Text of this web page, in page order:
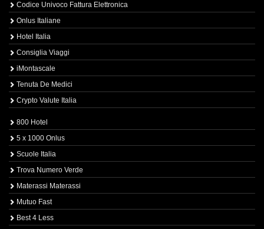
Codice Univoco Fattura Elettronica
Onlus Italiane
Hotel Italia
Consiglia Viaggi
iMontascale
Tenuta De Medici
Crypto Valute Italia
800 Hotel
5 x 1000 Onlus
Scuole Italia
Trova Numero Verde
Materassi Materassi
Mutuo Fast
Best 4 Less